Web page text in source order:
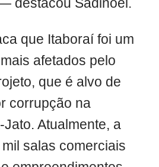
destacou Sadinoel.
que Itaboraí foi um
afetados pelo
que é alvo de
corrupção na
Atualmente, a
salas comerciais